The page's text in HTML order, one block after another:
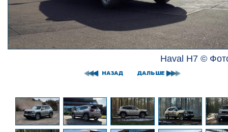
Haval H7 ©